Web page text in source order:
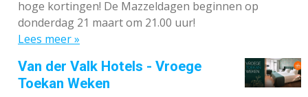
hoge kortingen! De Mazzeldagen beginnen op
donderdag 21 maart om 21.00 uur!
Lees meer »
Van der Valk Hotels - Vroege
Toekan Weken